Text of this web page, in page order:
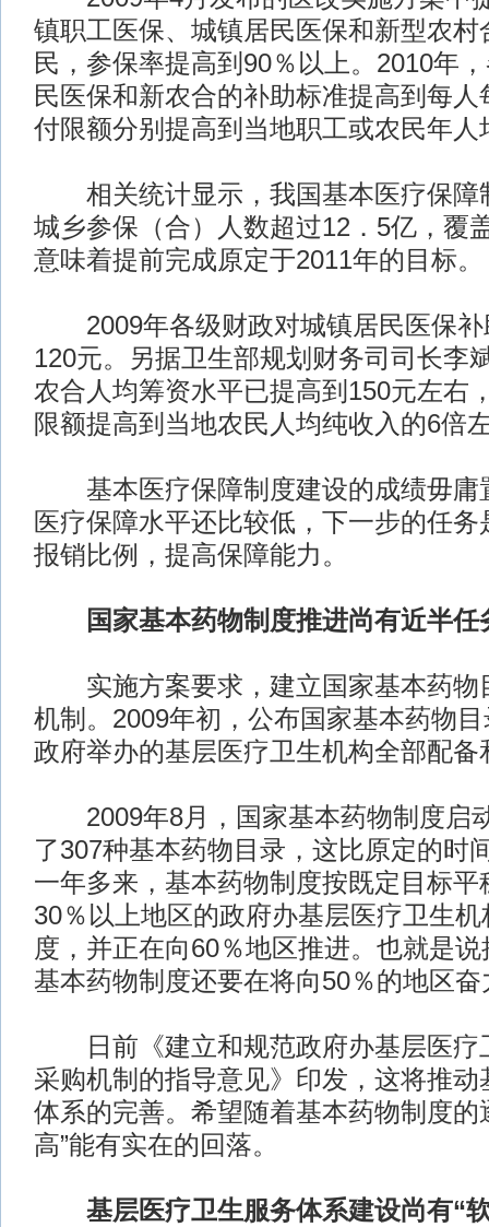
镇职工医保、城镇居民医保和新型农村
民，参保率提高到90％以上。2010年
民医保和新农合的补助标准提高到每
付限额分别提高到当地职工或农民年人
相关统计显示，我国基本医疗保障
城乡参保（合）人数超过12．5亿，覆
意味着提前完成原定于2011年的目标。
2009年各级财政对城镇居民医保补
120元。另据卫生部规划财务司司长李
农合人均筹资水平已提高到150元左右
限额提高到当地农民人均纯收入的6倍
基本医疗保障制度建设的成绩毋庸
医疗保障水平还比较低，下一步的任
报销比例，提高保障能力。
国家基本药物制度推进尚有近半任
实施方案要求，建立国家基本药物
机制。2009年初，公布国家基本药物
政府举办的基层医疗卫生机构全部配备
2009年8月，国家基本药物制度启
了307种基本药物目录，这比原定的时
一年多来，基本药物制度按既定目标平
30％以上地区的政府办基层医疗卫生
度，并正在向60％地区推进。也就是
基本药物制度还要在将向50％的地区奋
日前《建立和规范政府办基层医疗
采购机制的指导意见》印发，这将推动
体系的完善。希望随着基本药物制度的
高”能有实在的回落。
基层医疗卫生服务体系建设尚有“